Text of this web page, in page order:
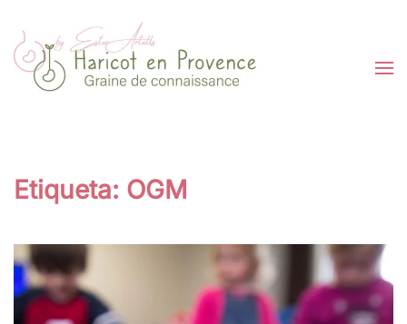
Skip to main content
Etiqueta: OGM